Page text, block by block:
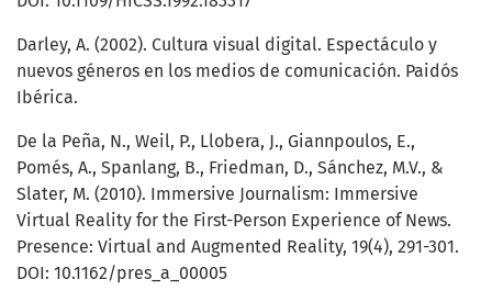
Darley, A. (2002). Cultura visual digital. Espectáculo y
nuevos géneros en los medios de comunicación. Paidós
Ibérica.
De la Peña, N., Weil, P., Llobera, J., Giannpoulos, E.,
Pomés, A., Spanlang, B., Friedman, D., Sánchez, M.V., &
Slater, M. (2010). Immersive Journalism: Immersive
Virtual Reality for the First-Person Experience of News.
Presence: Virtual and Augmented Reality, 19(4), 291-301.
DOI: 10.1162/pres_a_00005